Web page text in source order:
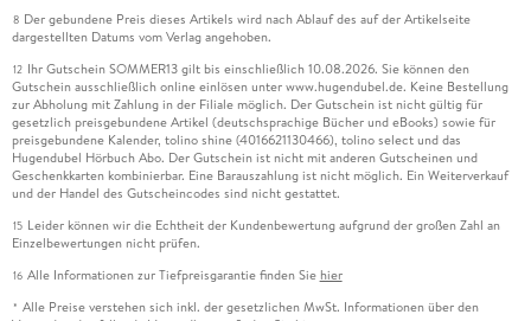
8 Der gebundene Preis dieses Artikels wird nach Ablauf des auf der Artikelseite
dargestellten Datums vom Verlag angehoben.
12 Ihr Gutschein SOMMER13 gilt bis einschließlich 10.08.2026. Sie können den
Gutschein ausschließlich online einlösen unter www.hugendubel.de. Keine Bestellung
zur Abholung mit Zahlung in der Filiale möglich. Der Gutschein ist nicht gültig für
gesetzlich preisgebundene Artikel (deutschsprachige Bücher und eBooks) sowie für
preisgebundene Kalender, tolino shine (4016621130466), tolino select und das
Hugendubel Hörbuch Abo. Der Gutschein ist nicht mit anderen Gutscheinen und
Geschenkkarten kombinierbar. Eine Barauszahlung ist nicht möglich. Ein Weiterverkauf
und der Handel des Gutscheincodes sind nicht gestattet.
15 Leider können wir die Echtheit der Kundenbewertung aufgrund der großen Zahl an
Einzelbewertungen nicht prüfen.
16 Alle Informationen zur Tiefpreisgarantie finden Sie hier
* Alle Preise verstehen sich inkl. der gesetzlichen MwSt. Informationen über den